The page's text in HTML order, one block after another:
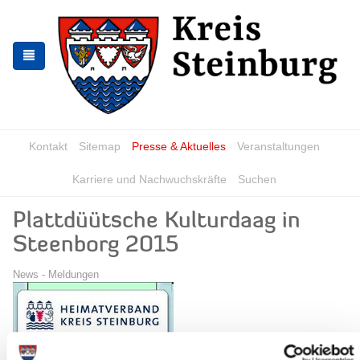
springen
springen
Kontakt Sitemap Presse & Aktuelles Veranstaltungen
Karriere und Nachwuchskräfte Suchen
Plattdüütsche Kulturdaag in
Steenborg 2015
News - Meldungen